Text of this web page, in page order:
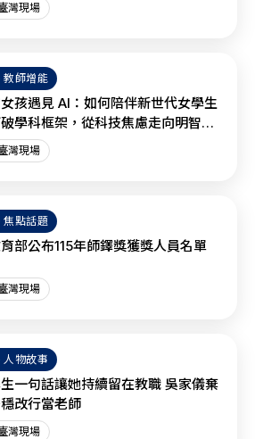
灣現場
教師增能
孩遇見 AI：如何陪伴新世代女學生
學科框架，從科技焦慮走向明智協
灣現場
焦點話題
部公布115年師鐸獎獲獎人員名單
灣現場
人物故事
一句話讓她持續留在教職 吳家儀棄
改行當老師
灣現場